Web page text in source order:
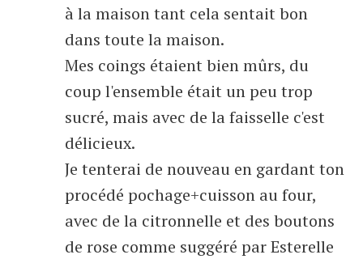
à la maison tant cela sentait bon
dans toute la maison.
Mes coings étaient bien mûrs, du
coup l'ensemble était un peu trop
sucré, mais avec de la faisselle c'est
délicieux.
Je tenterai de nouveau en gardant ton
procédé pochage+cuisson au four,
avec de la citronnelle et des boutons
de rose comme suggéré par Esterelle